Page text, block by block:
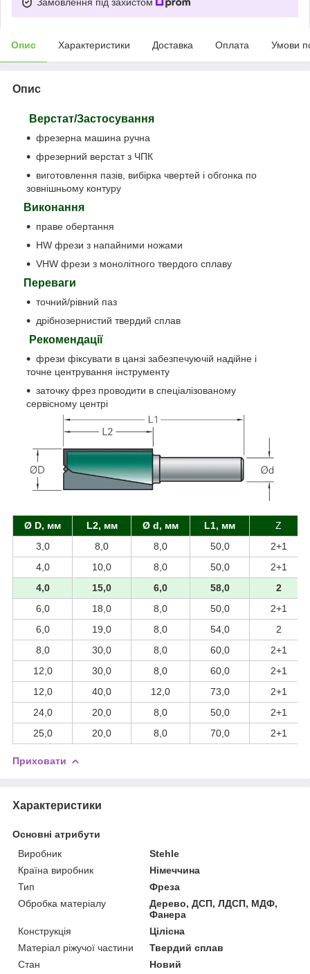
Опис Характеристики Доставка Оплата Умови
Опис
Верстат/Застосування
фрезерна машина ручна
фрезерний верстат з ЧПК
виготовлення пазів, вибірка чвертей і обгонка по
зовнішньому контуру
Виконання
праве обертання
HW фрези з напайними ножами
VHW фрези з монолітного твердого сплаву
Переваги
точний/рівний паз
дрібнозернистий твердий сплав
Рекомендації
фрези фіксувати в цанзі забезпечуючій надійне і
точне центрування інструменту
заточку фрез проводити в спеціалізованому
сервісному центрі
Ø D, мм L2, мм Ø d, мм L1, мм
Z
3,0
8,0 8,0 50,0
2+1
4,0
10,0 8,0 50,0
2+1
4,0
15,0 6,0 58,0
2
6,0
18,0 8,0 50,0
2+1
6,0
19,0 8,0 54,0
2
8,0
30,0 8,0 60,0
2+1
12,0
30,0 8,0 60,0
2+1
12,0
40,0 12,0 73,0
2+1
24,0
20,0 8,0 50,0
2+1
25,0
20,0 8,0 70,0 2+1
Приховати
Характеристики
Основні атрибути
Виробник
Stehle
Країна виробник
Німеччина
Тип
Фреза
Обробка матеріалу
Дерево, ДСП, ЛДСП, МДФ,
Фанера
Конструкція
Цілісна
Матеріал ріжучої частини
Твердий сплав
Стан
Новий